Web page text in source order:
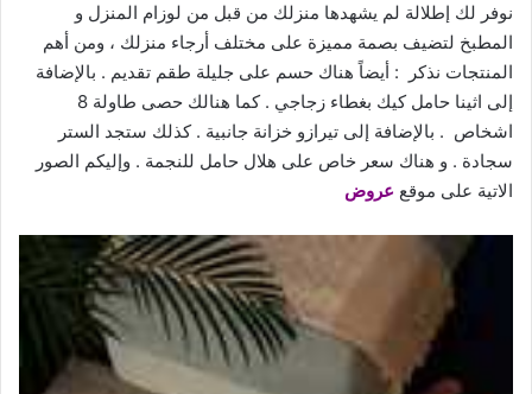
نوفر لك إطلالة لم يشهدها منزلك من قبل من لوزام المنزل و
المطبخ لتضيف بصمة مميزة على مختلف أرجاء منزلك ، ومن أهم
المنتجات نذكر : أيضاً هناك حسم على جليلة طقم تقديم . بالإضافة
إلى اثينا حامل كيك بغطاء زجاجي . كما هنالك حصى طاولة 8
اشخاص . بالإضافة إلى تيرازو خزانة جانبية . كذلك ستجد الستر
سجادة . و هناك سعر خاص على هلال حامل للنجمة . وإليكم الصور
الاتية على موقع عروض